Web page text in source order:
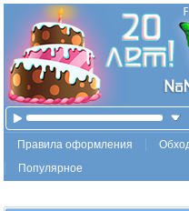
Правила оформления
Популярное